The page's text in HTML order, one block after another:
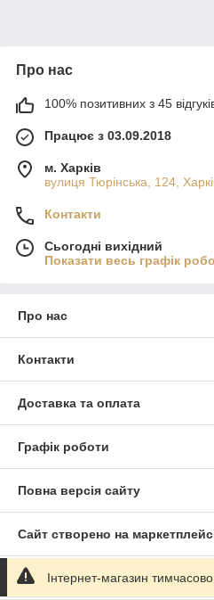
Про нас
100% позитивних з 45
Працює з 03.09.2018
м. Харків
вулиця Тюрінська, 124,
Контакти
Сьогодні вихідний
Показати весь графік
Про нас
Контакти
Доставка та оплата
Графік роботи
Повна версія сайту
Сайт створено на
Політика конфіденційності
Інтернет-магазин